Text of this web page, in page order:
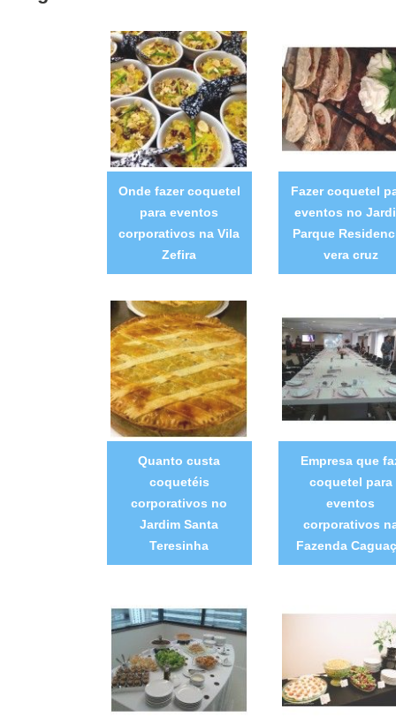
Onde fazer coquetel
para eventos
corporativos na Vila
Zefira
Fazer coquetel
eventos no
Parque
vera cruz
Quanto custa
coquetéis
corporativos no
Jardim Santa
Teresinha
Empresa que
coquetel para
eventos
corporativos
Fazenda